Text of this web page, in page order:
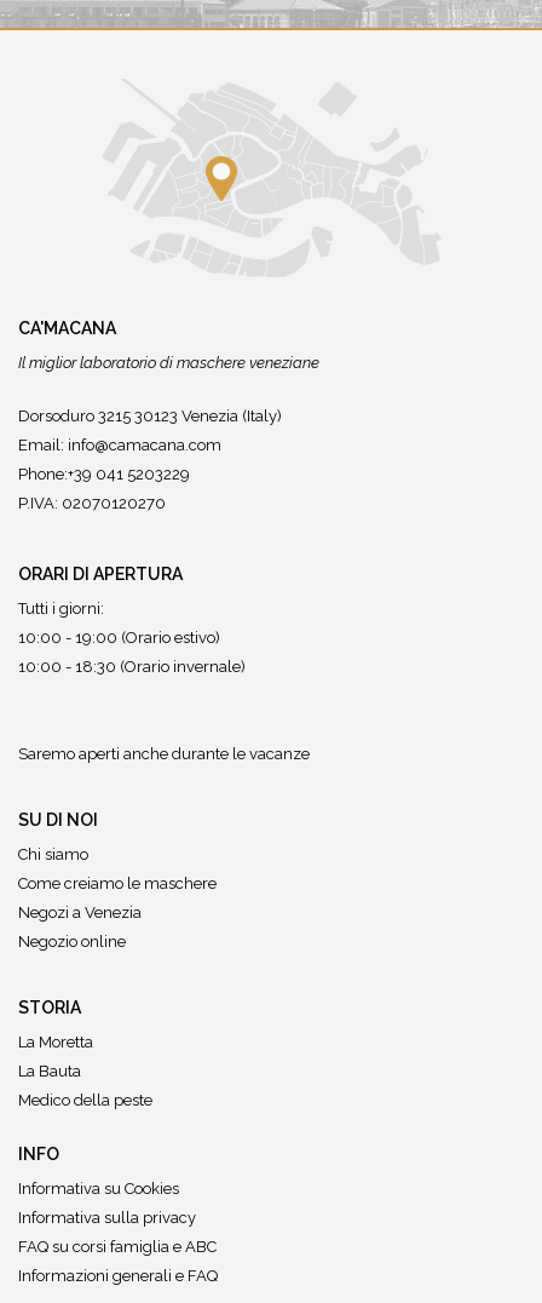
CA'MACANA
Il miglior laboratorio di maschere veneziane
Dorsoduro 3215 30123 Venezia (Italy)
Email: info@camacana.com
Phone:+39 041 5203229
P.IVA: 02070120270
ORARI DI APERTURA
Tutti i giorni:
10:00 - 19:00 (Orario estivo)
10:00 - 18:30 (Orario invernale)
Saremo aperti anche durante le vacanze
SU DI NOI
Chi siamo
Come creiamo le maschere
Negozi a Venezia
Negozio online
STORIA
La Moretta
La Bauta
Medico della peste
INFO
Informativa su Cookies
Informativa sulla privacy
FAQ su corsi famiglia e ABC
Informazioni generali e FAQ